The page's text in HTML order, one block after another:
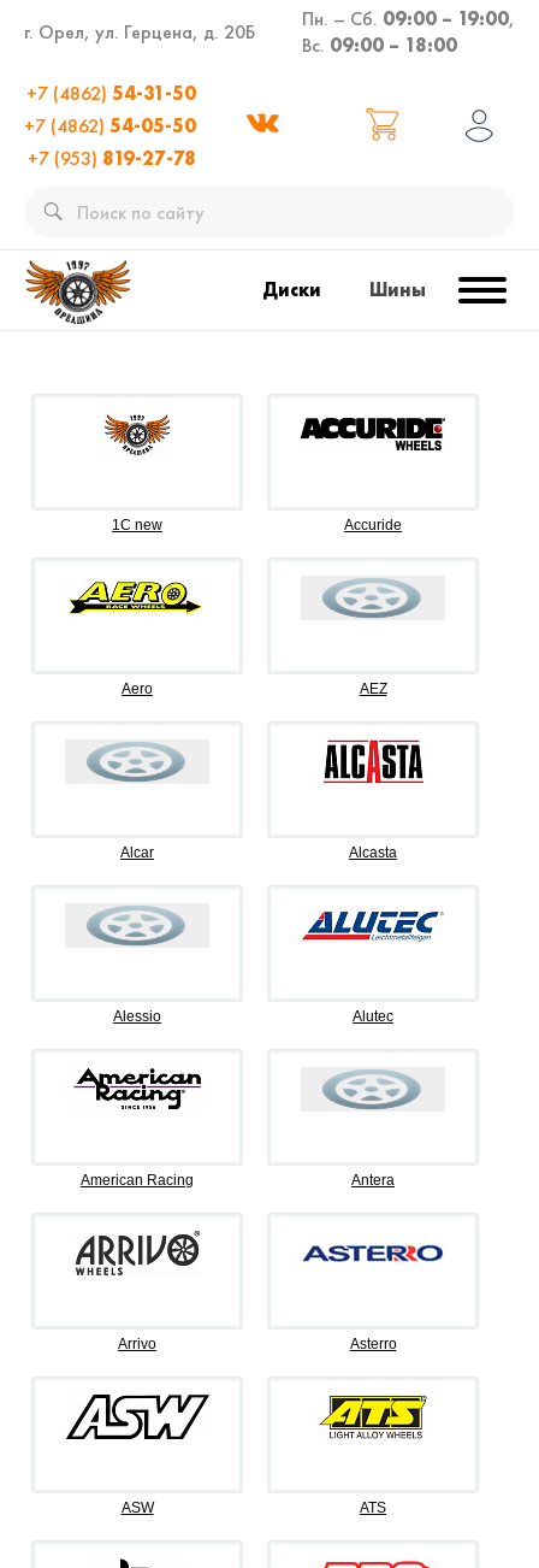
г. Орел, ул. Герцена, д. 20Б
Пн. – Сб. 09:00 – 19:00,
Вс. 09:00 – 18:00
+7 (4862) 54-31-50
+7 (4862) 54-05-50
+7 (953) 819-27-78
Диски Шины
1C new Accuride
Aero AEZ
Alcar Alcasta
Alessio Alutec
American Racing Antera
Arrivo Asterro
ASW ATS